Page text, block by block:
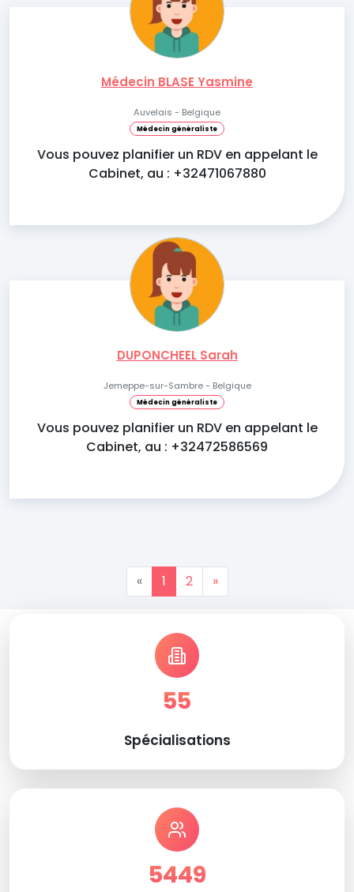
Médecin BLASE Yasmine
Auvelais - Belgique
Médecin généraliste
Vous pouvez planifier un RDV en appelant le
Cabinet, au : +32471067880
DUPONCHEEL Sarah
Jemeppe-sur-Sambre - Belgique
Médecin généraliste
Vous pouvez planifier un RDV en appelant le
Cabinet, au : +32472586569
« 1 2 »
55
Spécialisations
5449